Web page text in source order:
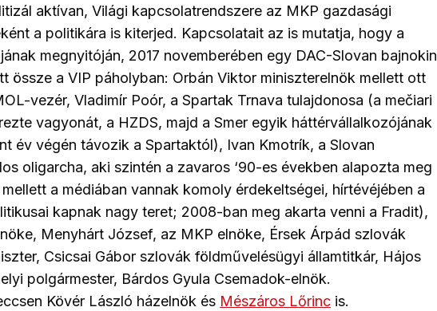
aktívan, Világi kapcsolatrendszere az MKP gazdasági
a politikára is kiterjed. Kapcsolatait az is mutatja, hogy a
megnyitóján, 2017 novemberében egy DAC-Slovan bajnokin
össze a VIP páholyban: Orbán Viktor miniszterelnök mellett ott
vezér, Vladimír Poór, a Spartak Trnava tulajdonosa (a mečiari
vagyonát, a HZDS, majd a Smer egyik háttérvállalkozójának
év végén távozik a Spartaktól), Ivan Kmotrík, a Slovan
oligarcha, aki szintén a zavaros ‘90-es években alapozta meg
a médiában vannak komoly érdekeltségei, hírtévéjében a
kapnak nagy teret; 2008-ban meg akarta venni a Fradit),
Menyhárt József, az MKP elnöke, Érsek Árpád szlovák
Csicsai Gábor szlovák földművelésügyi államtitkár, Hájos
polgármester, Bárdos Gyula Csemadok-elnök.
Kövér László házelnök és Mészáros Lőrinc is.